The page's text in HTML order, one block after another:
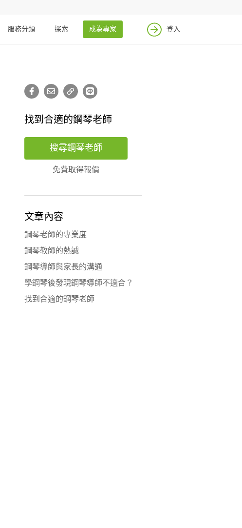
服務分類 探索 成為專家 登入
找到合適的鋼琴老師
搜尋鋼琴老師
免費取得報價
文章內容
鋼琴老師的專業度
鋼琴教師的熱誠
鋼琴導師與家長的溝通
學鋼琴後發現鋼琴導師不適合？
找到合適的鋼琴老師